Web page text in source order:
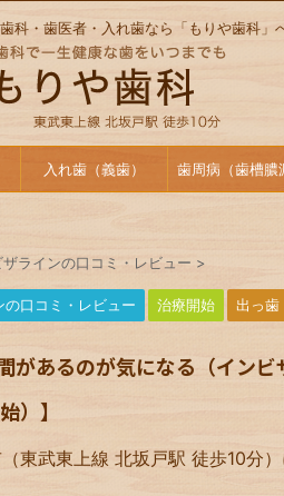
科・歯医者・入れ歯なら「もりや歯科」
入れ歯（義歯） 歯周病（歯槽膿
ザラインの口コミ・レビュー >
の口コミ・レビュー 治療開始 出っ歯
があるのが気になる（イン
）】
東武東上線 北坂戸駅 徒歩10分